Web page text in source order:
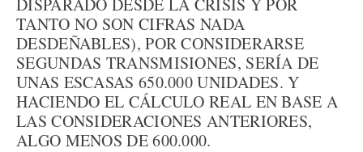
DISPARADO DESDE LA CRISIS Y POR
TANTO NO SON CIFRAS NADA
DESDEÑABLES), POR CONSIDERARSE
SEGUNDAS TRANSMISIONES, SERÍA DE
UNAS ESCASAS 650.000 UNIDADES. Y
HACIENDO EL CÁLCULO REAL EN BASE A
LAS CONSIDERACIONES ANTERIORES,
ALGO MENOS DE 600.000.